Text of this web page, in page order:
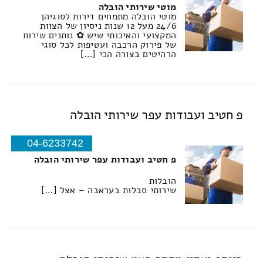
מוטי שירותי הובלה
מוטי הובלה מתמחים דירות לסוגיהן
24/6 מעל 12 שנות ניסיון של הצוות
המקצועי והאיכותי שיש ✿ נותנים שירות
של פירוק הרכבה ועטיפות לכל סוגי
הרהיטים בצורה הכי […]
פ חטיב ועבודות עפר שירותי הובלה
04-6233742
פ חטיב ועבודות עפר שירותי הובלה
הובלות
שירותי סבלות בעראבה – אצל […]